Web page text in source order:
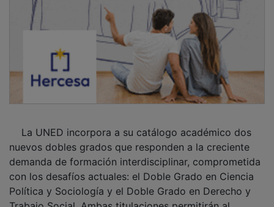
nuevos dobles grados que responden a la creciente
demanda de formación interdisciplinar, comprometida
con los desafíos actuales: el Doble Grado en Ciencia
Política y Sociología y el Doble Grado en Derecho y
Trabajo Social. Ambas titulaciones permitirán al